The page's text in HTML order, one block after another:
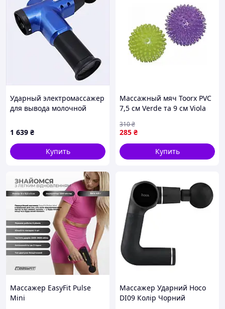
Ударный электромассажер
для вывода молочной
1 639 ₴
Купить
Массажный мяч Toorx PVC
7,5 см Verde та 9 см Viola
(932097)
285 ₴
310₴
Купить
Массажер EasyFit Pulse
Mini
Массажер Ударний Hoco
DI09 Колір Чорний